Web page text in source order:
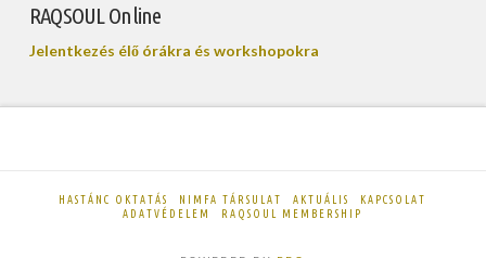
RAQSOUL Online
Jelentkezés élő órákra és workshopokra
HASTÁNC OKTATÁS NIMFA TÁRSULAT AKTUÁLIS
KAPCSOLAT
ADATVÉDELEM
RAQSOUL MEMBERSHIP